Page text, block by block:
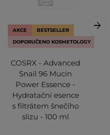
AKCE
BESTSELLER
DOPORUČENO KOSMETOLOGY
COSRX - Advanced
Snail 96 Mucin
Power Essence -
Hydratační esence
s filtrátem šnečího
slizu - 100 ml